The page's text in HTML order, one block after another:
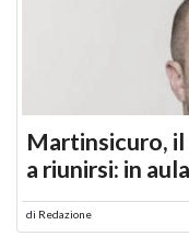
Martinsicuro,
a riunirsi: in
di Redazione